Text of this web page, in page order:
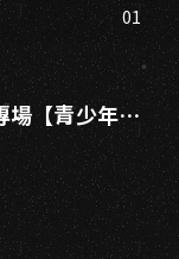
01
場【青少年之